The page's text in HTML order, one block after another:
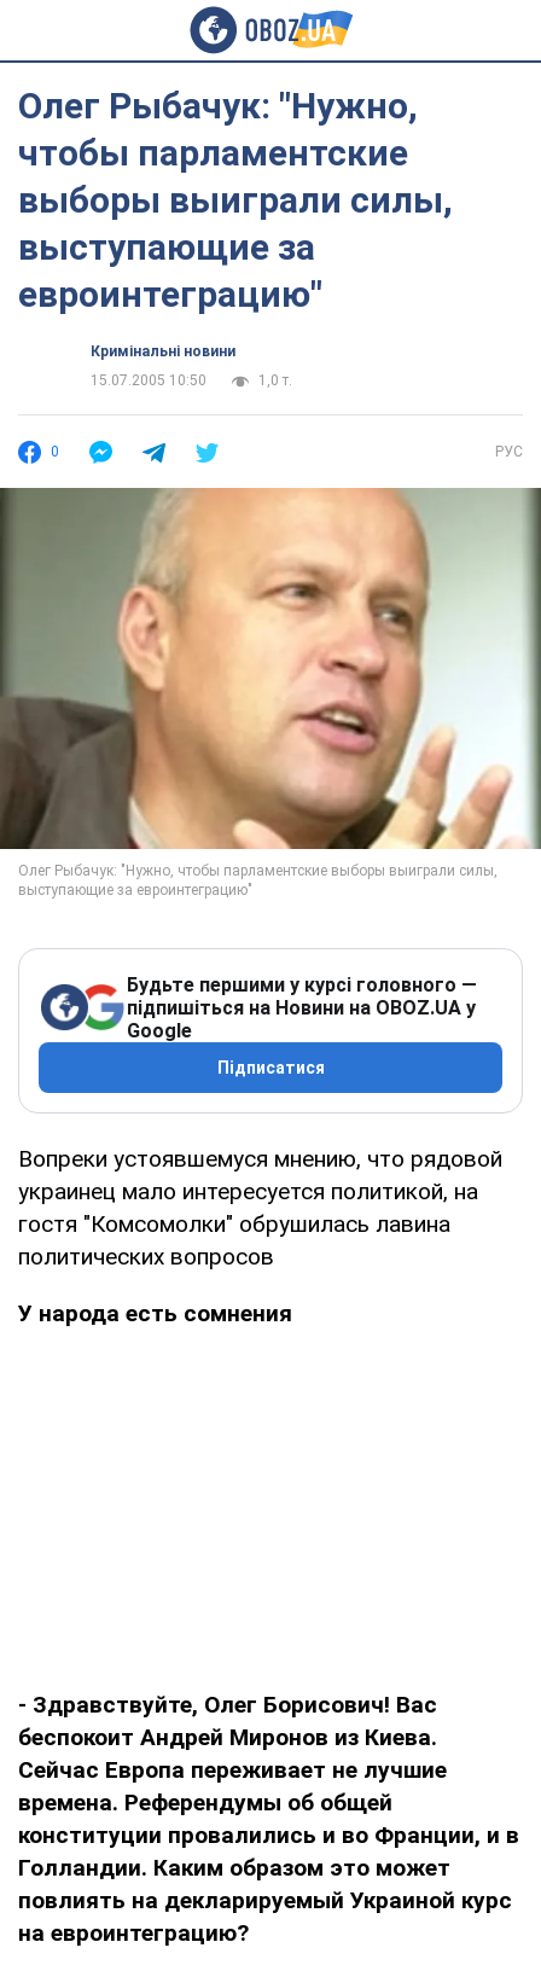
Олег Рыбачук: "Нужно,
чтобы парламентские
выборы выиграли силы,
выступающие за
евроинтеграцию"
Кримінальні новини
15.07.2005 10:50
1,0 т.
0 РУС
Будьте першими у курсі головного —
підпишіться на Новини на OBOZ.UA у
Google
Підписатися
Вопреки устоявшемуся мнению, что рядовой
украинец мало интересуется политикой, на
гостя "Комсомолки" обрушилась лавина
политических вопросов
У народа есть сомнения
- Здравствуйте, Олег Борисович! Вас
беспокоит Андрей Миронов из Киева.
Сейчас Европа переживает не лучшие
времена. Референдумы об общей
конституции провалились и во Франции, и в
Голландии. Каким образом это может
повлиять на декларируемый Украиной курс
на евроинтеграцию?